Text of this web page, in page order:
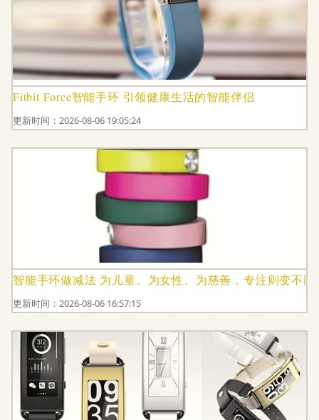
Fitbit Force智能手环 引领健康生活的智能伴侣
更新时间：2026-08-06 19:05:24
智能手环做减法 为儿童、为女性、为慈善，专注则变不同
更新时间：2026-08-06 16:57:15